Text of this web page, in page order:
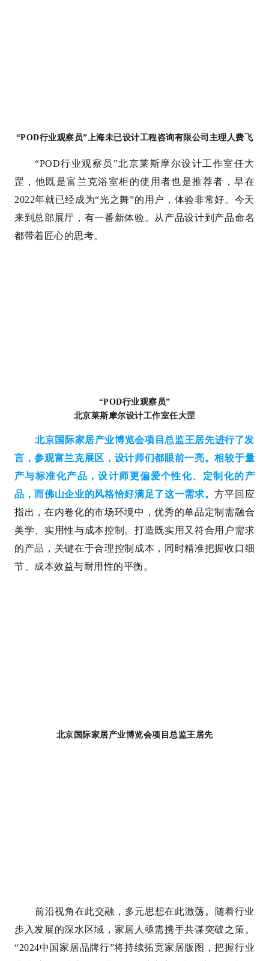
“POD行业观察员”上海未已设计工程咨询有限公司主理人费飞
“POD行业观察员”北京莱斯摩尔设计工作室任大
罡，他既是富兰克浴室柜的使用者也是推荐者，早在
2022年就已经成为“光之舞”的用户，体验非常好。今天
来到总部展厅，有一番新体验。从产品设计到产品命名
都带着匠心的思考。
“POD行业观察员”
北京莱斯摩尔设计工作室任大罡
北京国际家居产业博览会项目总监王居先进行了发
言，参观富兰克展区，设计师们都眼前一亮。相较于量
产与标准化产品，设计师更偏爱个性化、定制化的产
品，而佛山企业的风格恰好满足了这一需求。方平回应
指出，在内卷化的市场环境中，优秀的单品定制需融合
美学、实用性与成本控制。打造既实用又符合用户需求
的产品，关键在于合理控制成本，同时精准把握收口细
节、成本效益与耐用性的平衡。
北京国际家居产业博览会项目总监王居先
前沿视角在此交融，多元思想在此激荡。随着行业
步入发展的深水区域，家居人亟需携手共谋突破之策。
“2024中国家居品牌行”将持续拓宽家居版图，把握行业